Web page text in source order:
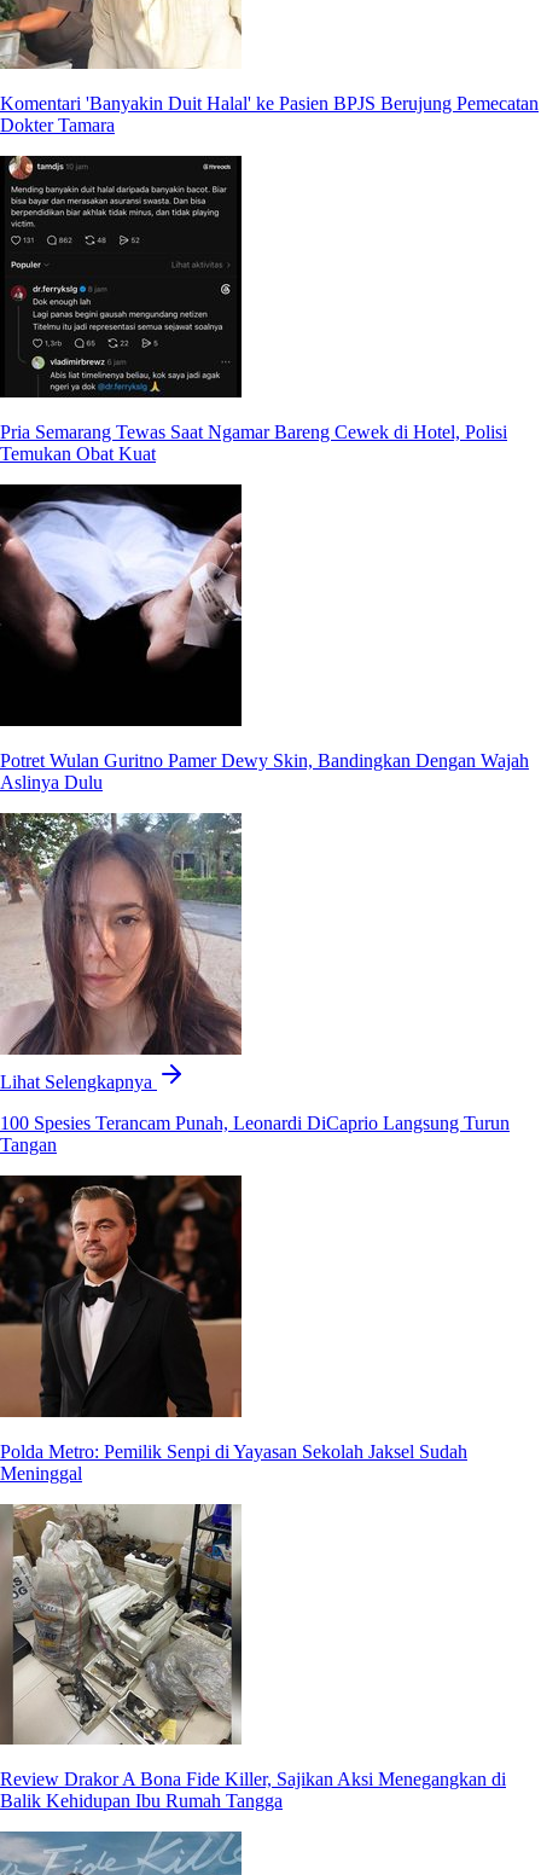
Komentari 'Banyakin Duit Halal' ke Pasien BPJS Berujung Pemecatan
Dokter Tamara
Pria Semarang Tewas Saat Ngamar Bareng Cewek di Hotel, Polisi
Temukan Obat Kuat
Potret Wulan Guritno Pamer Dewy Skin, Bandingkan Dengan Wajah
Aslinya Dulu
Lihat Selengkapnya
100 Spesies Terancam Punah, Leonardi DiCaprio Langsung Turun
Tangan
Polda Metro: Pemilik Senpi di Yayasan Sekolah Jaksel Sudah
Meninggal
Review Drakor A Bona Fide Killer, Sajikan Aksi Menegangkan di
Balik Kehidupan Ibu Rumah Tangga